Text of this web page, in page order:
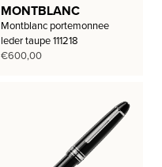
MONTBLANC
Montblanc portemonnee
leder taupe 111218
€600,00